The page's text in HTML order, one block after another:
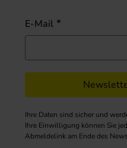
E-Mail
Ihre Daten sind sicher und
Ihre Einwilligung können Sie
Abmeldelink am Ende des